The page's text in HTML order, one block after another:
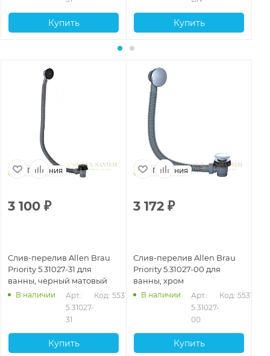
Купить Купить
Германия
3 100 ₽
Слив-перелив Allen Brau
Priority 5.31027-31 для
ванны, черный матовый
В наличии
Арт.:
5.31027-
31
Код: 55317
Купить
Германия
3 172 ₽
Слив-перелив Allen Brau
Priority 5.31027-00 для
ванны, хром
В наличии
Арт.:
5.31027-
00
Код: 55316
Купить